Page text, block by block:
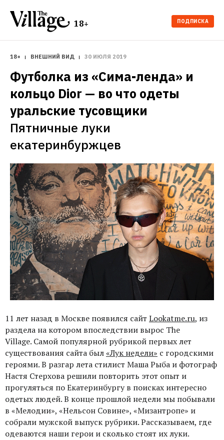
18+ ПОДПИСКА
18+ ВНЕШНИЙ ВИД 30 ИЮЛЯ 2019
Футболка из «Сима-ленда» и
кольцо Dior — во что одеты
уральские тусовщики
Пятничные луки
екатеринбуржцев
11 лет назад в Москве появился сайт Lookatme.ru, из
раздела на котором впоследствии вырос The
Village. Самой популярной рубрикой первых лет
существования сайта был«Лук недели» с городскими
героями. В разгар лета стилист Маша Рыба и фотограф
Настя Стерхова решили повторить этот опыт и
прогуляться по Екатеринбургу в поисках интересно
одетых людей. В конце прошлой недели мы побывали
в «Мелодии», «Нельсон Совине», «Мизантропе» и
собрали мужской выпуск рубрики. Рассказываем, где
одеваются наши герои и сколько стоят их луки.